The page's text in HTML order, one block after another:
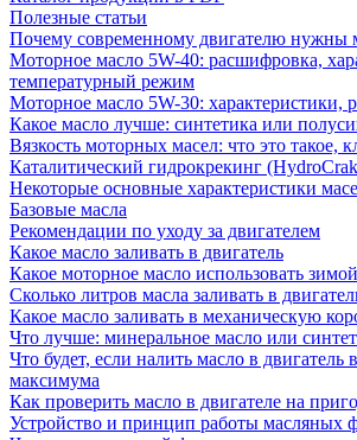
Полезные статьи
Почему современному двигателю нужны
Моторное масло 5W-40: расшифровка,
температурный режим
Моторное масло 5W-30: характеристики,
Какое масло лучше: синтетика или
Вязкость моторных масел: что это такое,
Каталитический гидрокрекинг
Некоторые основные характеристики
Базовые масла
Рекомендации по уходу за двигателем
Какое масло заливать в двигатель
Какое моторное масло использовать зимой
Сколько литров масла заливать в
Какое масло заливать в механическую
Что лучше: минеральное масло или
Что будет, если налить масло в
максимума
Как проверить масло в двигателе на
Устройство и принцип работы масляных